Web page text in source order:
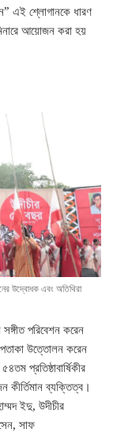
এই শ্লোগানকে ধারণ
আয়োজন করা হয়
উদ্বোধক এবং অতিথিরা
পরিবেশন করেন
পতাকা উত্তোলন করেন
প্রতিষ্ঠাবার্ষিকীর
কীর্তিমান ব্যক্তিত্ব।
ইদু, উদীচীর
সাফ